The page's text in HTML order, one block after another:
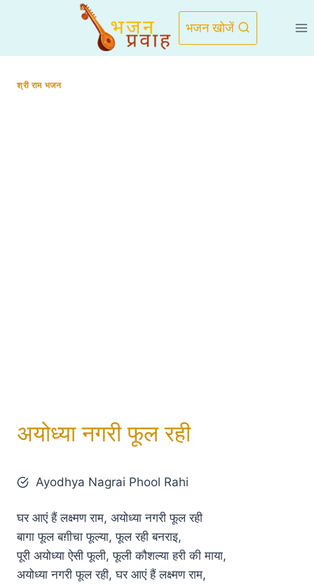
भजन खोजें
श्री राम भजन
अयोध्या नगरी फूल रही
Ayodhya Nagrai Phool Rahi
घर आएं हैं लक्ष्मण राम, अयोध्या नगरी फूल रही
बागा फूल बग़ीचा फूल्या, फूल रही बनराइ,
पूरी अयोध्या ऐसी फूली, फूली कौशल्या हरी की माया,
अयोध्या नगरी फूल रही, घर आएं हैं लक्ष्मण राम,